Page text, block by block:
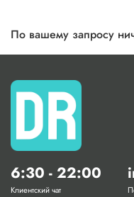
По вашему запросу
6:30 - 22:00
Клиентский чат